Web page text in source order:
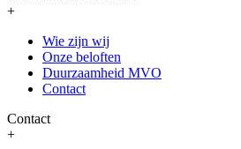
+
Wie zijn wij
Onze beloften
Duurzaamheid MVO
Contact
Contact
+